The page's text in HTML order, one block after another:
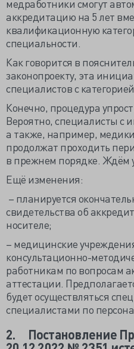
медработники смогут
аккредитацию на 5 лет
квалификационную
специальности.
Как говорится в
законопроекту, эта
специалистов с категорией.
Конечно, процедура
Вероятно, специалисты с
а также, например,
продолжат проходить
в прежнем порядке. Ждём
Ещё изменения:
– планируется
свидетельства об
носителе;
– медицинские
консультационно-
работникам по вопросам
аттестации.
будет осуществляться
специалистами по
2.
Постановление